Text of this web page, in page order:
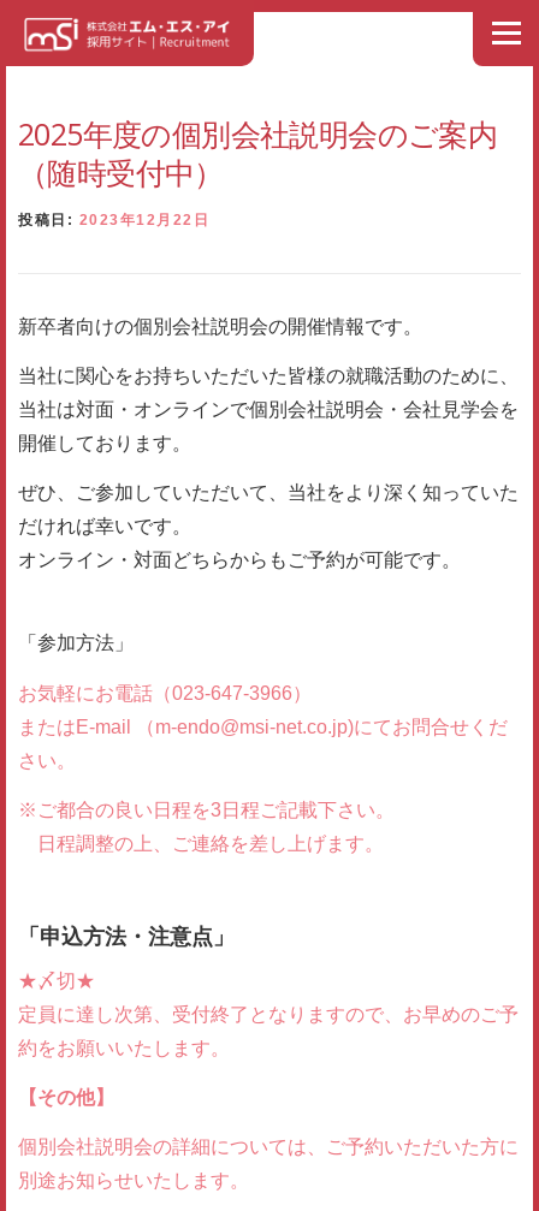
コンテンツへスキップ
メニュ
エントリー お問い合わせ
2025年度の個別会社説明会のご案内
（随時受付中）
投稿日: 2023年12月22日
新卒者向けの個別会社説明会の開催情報です。
当社に関心をお持ちいただいた皆様の就職活動のために、
当社は対面・オンラインで個別会社説明会・会社見学会を
開催しております。
ぜひ、ご参加していただいて、当社をより深く知っていた
だければ幸いです。
オンライン・対面どちらからもご予約が可能です。
「参加方法」
お気軽にお電話（023-647-3966）
またはE-mail （m-endo@msi-net.co.jp)にてお問合せくだ
さい。
※ご都合の良い日程を3日程ご記載下さい。
日程調整の上、ご連絡を差し上げます。
「申込方法・注意点」
★〆切★
定員に達し次第、受付終了となりますので、お早めのご予
約をお願いいたします。
【その他】
個別会社説明会の詳細については、ご予約いただいた方に
別途お知らせいたします。